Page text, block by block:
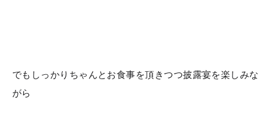
でもしっかりちゃんとお食事を頂きつつ披露宴を楽しみな
がら